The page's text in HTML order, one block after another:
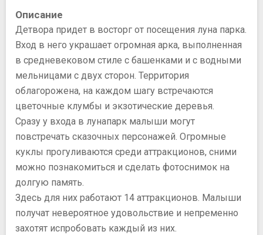
Описание
Детвора придет в восторг от посещения луна парка.
Вход в него украшает огромная арка, выполненная
в средневековом стиле с башенками и с водными
мельницами с двух сторон. Территория
облагорожена, на каждом шагу встречаются
цветочные клумбы и экзотические деревья.
Сразу у входа в лунапарк малыши могут
повстречать сказочных персонажей. Огромные
куклы прогуливаются среди аттракционов, сними
можно познакомиться и сделать фотоснимок на
долгую память.
Здесь для них работают 14 аттракционов. Малыши
получат невероятное удовольствие и непременно
захотят испробовать каждый из них.